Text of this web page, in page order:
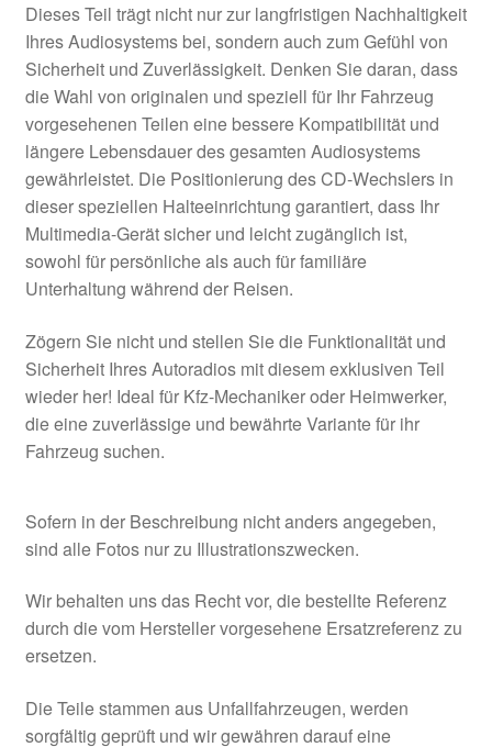
Dieses Teil trägt nicht nur zur langfristigen Nachhaltigkeit
Ihres Audiosystems bei, sondern auch zum Gefühl von
Sicherheit und Zuverlässigkeit. Denken Sie daran, dass
die Wahl von originalen und speziell für Ihr Fahrzeug
vorgesehenen Teilen eine bessere Kompatibilität und
längere Lebensdauer des gesamten Audiosystems
gewährleistet. Die Positionierung des CD-Wechslers in
dieser speziellen Halteeinrichtung garantiert, dass Ihr
Multimedia-Gerät sicher und leicht zugänglich ist,
sowohl für persönliche als auch für familiäre
Unterhaltung während der Reisen.
Zögern Sie nicht und stellen Sie die Funktionalität und
Sicherheit Ihres Autoradios mit diesem exklusiven Teil
wieder her! Ideal für Kfz-Mechaniker oder Heimwerker,
die eine zuverlässige und bewährte Variante für ihr
Fahrzeug suchen.
Sofern in der Beschreibung nicht anders angegeben,
sind alle Fotos nur zu Illustrationszwecken.
Wir behalten uns das Recht vor, die bestellte Referenz
durch die vom Hersteller vorgesehene Ersatzreferenz zu
ersetzen.
Die Teile stammen aus Unfallfahrzeugen, werden
sorgfältig geprüft und wir gewähren darauf eine